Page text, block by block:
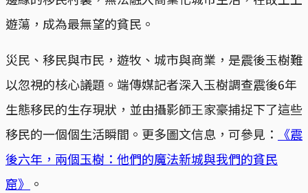
遊蕩，成為最無望的貧民。
災民、移民與市民，遊牧、城市與商業，是震後玉樹難
以忽視的核心議題。端傳媒記者深入玉樹調查震後6年
生態移民的生存現狀，並由攝影師王家豪捕捉下了這些
移民的一個個生活瞬間。更多圖文信息，可參見：
《震
後六年，兩個玉樹：他們的魔法新城與我們的貧民
窟》 。